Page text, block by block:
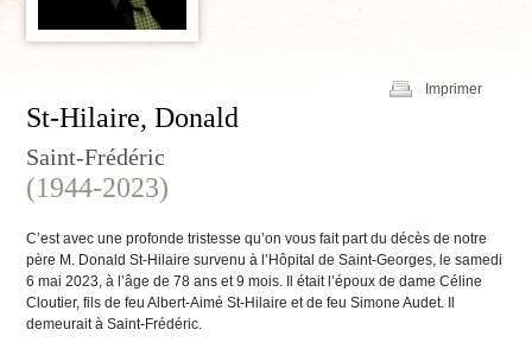
Imprimer
St-Hilaire, Donald
Saint-Frédéric
(1944-2023)
C’est avec une profonde tristesse qu’on vous fait part du décès de notre
père M. Donald St-Hilaire survenu à l’Hôpital de Saint-Georges, le samedi
6 mai 2023, à l’âge de 78 ans et 9 mois. Il était l’époux de dame Céline
Cloutier, fils de feu Albert-Aimé St-Hilaire et de feu Simone Audet. Il
demeurait à Saint-Frédéric.